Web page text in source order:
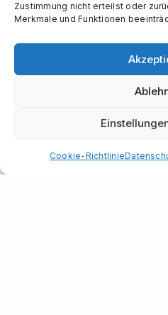
Zustimmung nicht erteilst oder
Merkmale und Funktionen
Cookie-Richtlinie